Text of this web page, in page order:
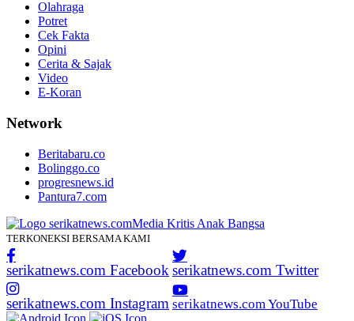
Olahraga
Potret
Cek Fakta
Opini
Cerita & Sajak
Video
E-Koran
Network
Beritabaru.co
Bolinggo.co
progresnews.id
Pantura7.com
TERKONEKSI BERSAMA KAMI
serikatnews.com Facebook serikatnews.com Twitter
serikatnews.com Instagram serikatnews.com YouTube